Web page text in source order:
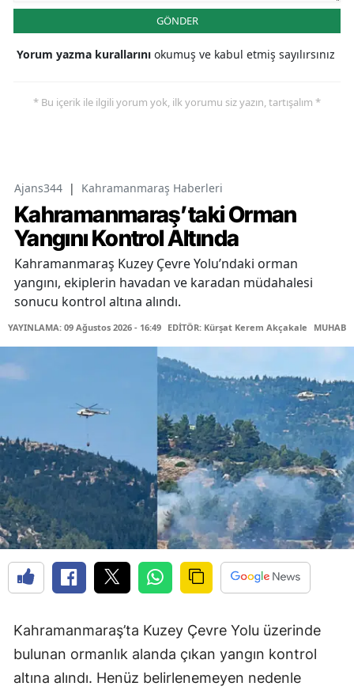
GÖNDER
Yorum yazma kurallarını okumuş ve kabul etmiş sayılırsınız
* Bu içerik ile ilgili yorum yok, ilk yorumu siz yazın, tartışalım *
Ajans344 | Kahramanmaraş Haberleri
Kahramanmaraş’taki Orman
Yangını Kontrol Altında
Kahramanmaraş Kuzey Çevre Yolu’ndaki orman
yangını, ekiplerin havadan ve karadan müdahalesi
sonucu kontrol altına alındı.
YAYINLAMA: 09 Ağustos 2026 - 16:49 EDİTÖR: Kürşat Kerem Akçakale
Kahramanmaraş’ta Kuzey Çevre Yolu üzerinde
bulunan ormanlık alanda çıkan yangın kontrol
altına alındı. Henüz belirlenemeyen nedenle